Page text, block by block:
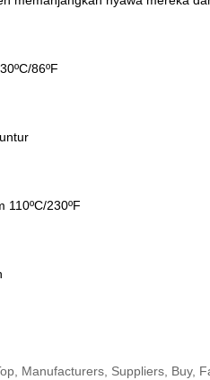
86ºF
110ºC/230ºF
Manufacturers, Suppliers, Buy,